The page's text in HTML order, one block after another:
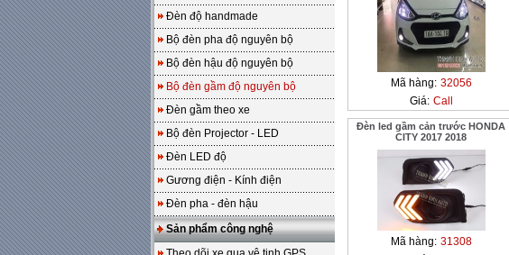
Đèn độ handmade
Bộ đèn pha độ nguyên bộ
Bộ đèn hậu độ nguyên bộ
Bộ đèn gầm độ nguyên bộ
Đèn gầm theo xe
Bộ đèn Projector - LED
Đèn LED độ
Gương điện - Kính điện
Đèn pha - đèn hậu
Sản phẩm công nghệ
Mã hàng: 32056
Giá: Call
Đèn led gầm cản trước HONDA
CITY 2017 2018
Mã hàng: 31308